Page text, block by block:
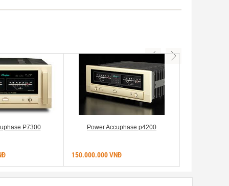
P7300 Power Accuphase p4200
150.000.000 VNĐ